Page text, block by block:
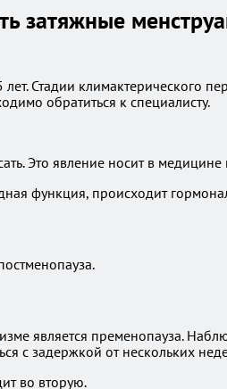
затяжные
Стадии климактерического
обратиться к специалисту.
Это явление носит в медицине
функция, происходит
является пременопауза.
с задержкой от нескольких
во вторую.